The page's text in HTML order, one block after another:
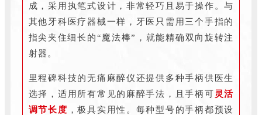
成，采用执笔式设计，非常轻巧且易于操作。与
其他牙科医疗器械一样，牙医只需用三个手指的
指尖夹住细长的“魔法棒”，就能精确双向旋转注
射器。
里程碑科技的无痛麻醉仪还提供多种手柄供医生
选择，适用所有常见的麻醉手法，且手柄可灵活
调节长度 ，极具实用性。每种型号的手柄都预设